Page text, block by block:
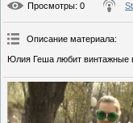
Просмотры: 0
Описание материала:
Юлия Геша любит винтажные